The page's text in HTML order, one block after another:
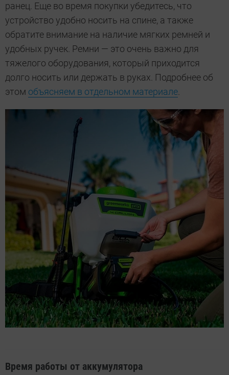
ранец. Еще во время покупки убедитесь, что
устройство удобно носить на спине, а также
обратите внимание на наличие мягких ремней и
удобных ручек. Ремни — это очень важно для
тяжелого оборудования, который приходится
долго носить или держать в руках. Подробнее об
этом объясняем в отдельном материале
Время работы от аккумулятора